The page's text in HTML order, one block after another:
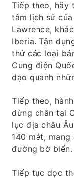
Tiếp theo, hãy
tâm lịch sử
Lawrence,
Iberia. Tận
thử các loại
Cung điện
dạo quanh
Tiếp theo,
dừng chân tại
lục địa châu
140 mét, mang
đường bờ biển.
Tiếp tục dọc